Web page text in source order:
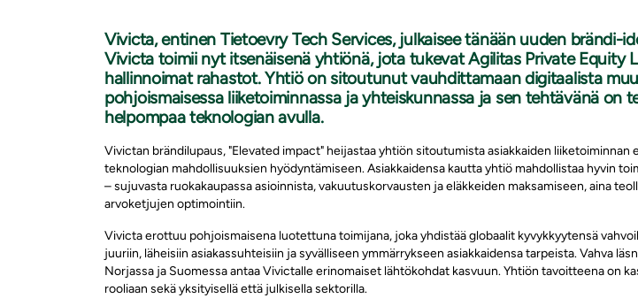
Vivicta, entinen Tietoevry Tech Services, julkaisee tänään uuden brändi-
Vivicta toimii nyt itsenäisenä yhtiönä, jota tukevat Agilitas Private Equity
hallinnoimat rahastot. Yhtiö on sitoutunut vauhdittamaan digitaalista
pohjoismaisessa liiketoiminnassa ja yhteiskunnassa ja sen tehtävänä on
helpompaa teknologian avulla.
Vivictan brändilupaus, "Elevated impact" heijastaa yhtiön sitoutumista asiakkaiden liiketoiminnan
teknologian mahdollisuuksien hyödyntämiseen. Asiakkaidensa kautta yhtiö mahdollistaa hyvin
– sujuvasta ruokakaupassa asioinnista, vakuutuskorvausten ja eläkkeiden maksamiseen, aina
arvoketjujen optimointiin.
Vivicta erottuu pohjoismaisena luotettuna toimijana, joka yhdistää globaalit kyvykkyytensä
juuriin, läheisiin asiakassuhteisiin ja syvälliseen ymmärrykseen asiakkaidensa tarpeista. Vahva
Norjassa ja Suomessa antaa Vivictalle erinomaiset lähtökohdat kasvuun. Yhtiön tavoitteena on
rooliaan sekä yksityisellä että julkisella sektorilla.